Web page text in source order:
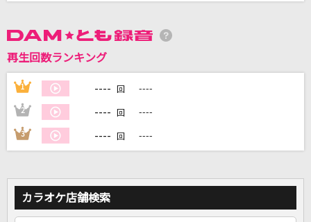
再生回数ランキング
1 ---- 回 ----
2 ---- 回 ----
3 ---- 回 ----
カラオケ店舗検索